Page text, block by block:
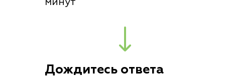
Дождитесь ответа